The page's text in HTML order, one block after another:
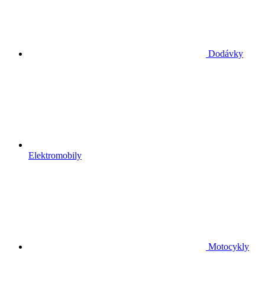
Dodávky
Elektromobily
Motocykly